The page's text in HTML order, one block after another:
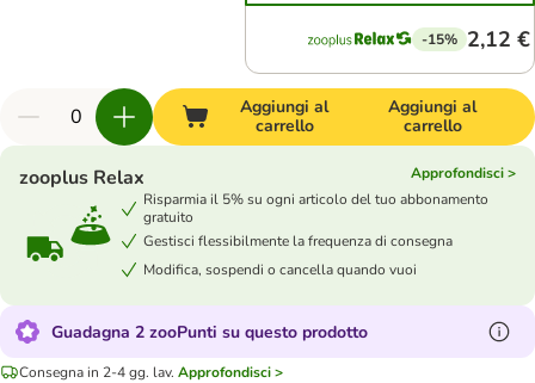
-15% 2,12 €
Aggiungi al
carrello
Aggiungi al
carrello
zooplus Relax
Approfondisci >
Risparmia il 5% su ogni articolo del tuo abbonamento
gratuito
Gestisci flessibilmente la frequenza di consegna
Modifica, sospendi o cancella quando vuoi
Guadagna 2 zooPunti su questo prodotto
Consegna in 2-4 gg. lav. Approfondisci >